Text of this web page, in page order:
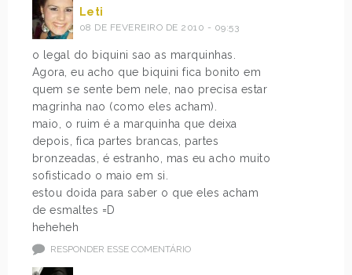
Leti
08 DE FEVEREIRO DE 2010 - 09:53
o legal do biquini sao as marquinhas.
Agora, eu acho que biquini fica bonito em
quem se sente bem nele, nao precisa estar
magrinha nao (como eles acham).
maio, o ruim é a marquinha que deixa
depois, fica partes brancas, partes
bronzeadas, é estranho, mas eu acho muito
sofisticado o maio em si.
estou doida para saber o que eles acham
de esmaltes =D
heheheh
RESPONDER ESSE COMENTÁRIO